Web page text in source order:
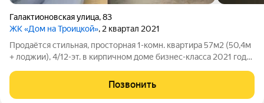
Галактионовская улица,83
ЖК «Дом на Троицкой», 2 квартал 2021
Продаётся стильная, просторная 1-комн. квартира 57м2 (50,4м
+ лоджии), 4/12-эт. в кирпичном доме бизнес-класса 2021 года
гардеробной, с/у совмещенный, постирочная, застекленная
лоджия, высота
Позвонить